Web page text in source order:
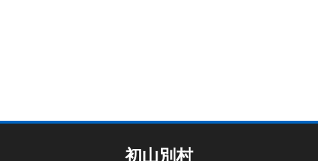
初山別村